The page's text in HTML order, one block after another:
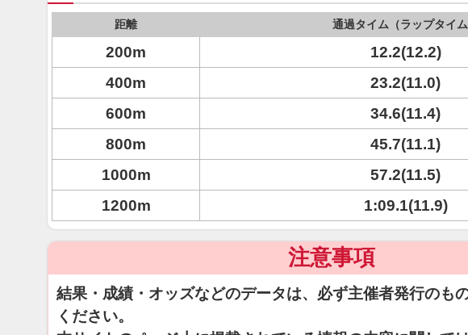
距離 通過タイム（ラップタイム
200m
12.2(12.2)
400m
23.2(11.0)
600m
34.6(11.4)
800m
45.7(11.1)
1000m
57.2(11.5)
1200m
1:09.1(11.9)
注意事項
結果・成績・オッズなどのデータは、必ず主催者発行のも
ください。